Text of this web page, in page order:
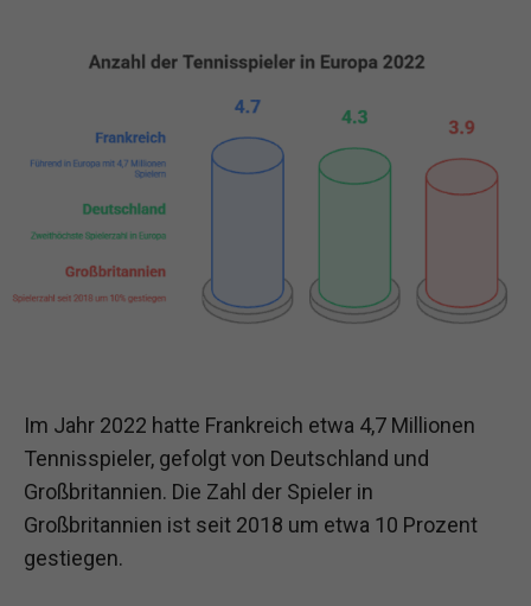
Im Jahr 2022 hatte Frankreich etwa 4,7 Millionen
Tennisspieler, gefolgt von Deutschland und
Großbritannien. Die Zahl der Spieler in
Großbritannien ist seit 2018 um etwa 10 Prozent
gestiegen.